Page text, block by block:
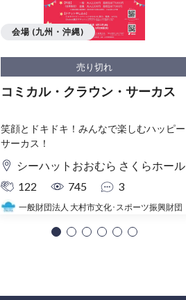
売り切れ
コミカル・クラウン・サーカス
笑顔とドキドキ！みんなで楽しむハッピー
サーカス！
シーハットおおむら さくらホール
122
745 3
一般財団法人 大村市文化･スポーツ振興財団
会場 (九州・沖縄)